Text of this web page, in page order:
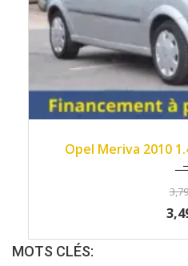
Opel Meriva 2010 1.4
MOTS CLÉS: